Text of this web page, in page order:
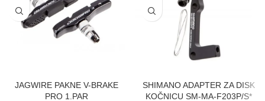
JAGWIRE PAKNE V-BRAKE
PRO 1.PAR
SHIMANO ADAPTER ZA DISK
KOČNICU SM-MA-F203P/S*